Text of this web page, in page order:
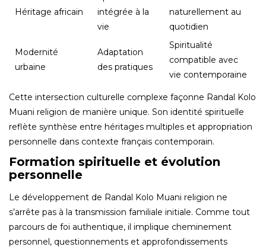
Héritage africain
intégrée à la
vie
naturellement au
quotidien
Modernité
urbaine
Adaptation
des pratiques
Spiritualité
compatible avec
vie contemporaine
Cette intersection culturelle complexe façonne Randal Kolo
Muani religion de manière unique. Son identité spirituelle
reflète synthèse entre héritages multiples et appropriation
personnelle dans contexte français contemporain.
Formation spirituelle et évolution
personnelle
Le développement de Randal Kolo Muani religion ne
s’arrête pas à la transmission familiale initiale. Comme tout
parcours de foi authentique, il implique cheminement
personnel, questionnements et approfondissements